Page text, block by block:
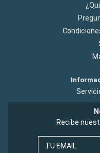
Recibe
TU EMAIL